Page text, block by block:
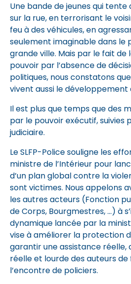
Une bande de jeunes qui
sur la rue, en terrorisant le
feu à des véhicules, en
seulement imaginable dans le
grande ville. Mais par le fait de
pouvoir par l’absence de
politiques, nous constatons
vivent aussi le développement
Il est plus que temps que des
par le pouvoir exécutif, suivies
judiciaire.
Le SLFP-Police souligne les
ministre de l’Intérieur pour
d’un plan global contre la
sont victimes. Nous appelons
les autres acteurs (Fonction
de Corps, Bourgmestres, …) à
dynamique lancée par la
vise à améliorer la protection
garantir une assistance réelle,
réelle et lourde des auteurs
l’encontre de policiers.